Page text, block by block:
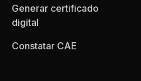
Generar certificado
digital
Constatar CAE